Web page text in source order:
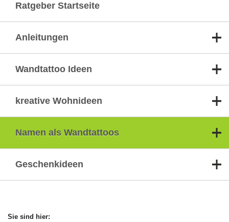
Ratgeber Startseite
Anleitungen
Wandtattoo Ideen
kreative Wohnideen
Namen als Wandtattoos
Geschenkideen